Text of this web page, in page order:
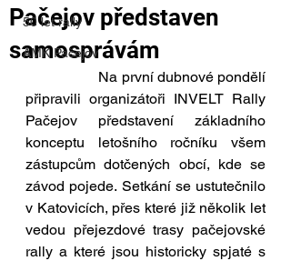
50 let rally
AMK Pačejov
Pačejov představen
samosprávám
připravili organizátoři INVELT Rally
Pačejov představení základního
konceptu letošního ročníku všem
zástupcům dotčených obcí, kde se
závod pojede. Setkání se ustutečnilo
v Katovicích, přes které již několik let
vedou přejezdové trasy pačejovské
rally a které jsou historicky spjaté s